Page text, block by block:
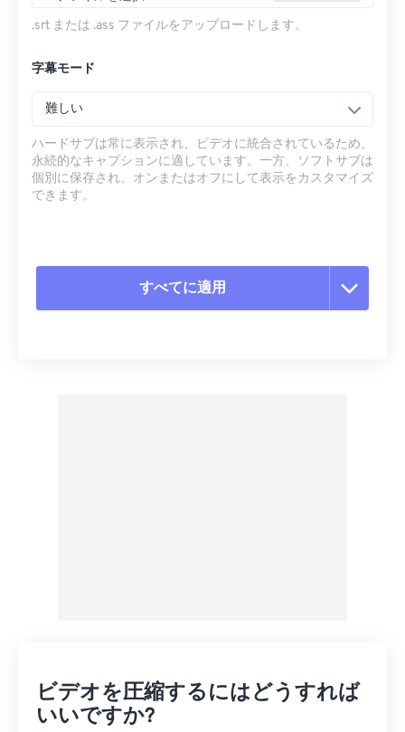
.srt または .ass ファイルをアップロードします。
字幕モード
難しい
ハードサブは常に表示され、ビデオに統合されているため、
永続的なキャプションに適しています。一方、ソフトサブは
個別に保存され、オンまたはオフにして表示をカスタマイズ
できます。
すべてに適用
ビデオを圧縮するにはどうすれば
いいですか?